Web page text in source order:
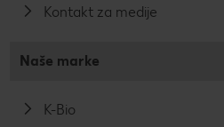
Kontakt za medije
Naše marke
K-Bio